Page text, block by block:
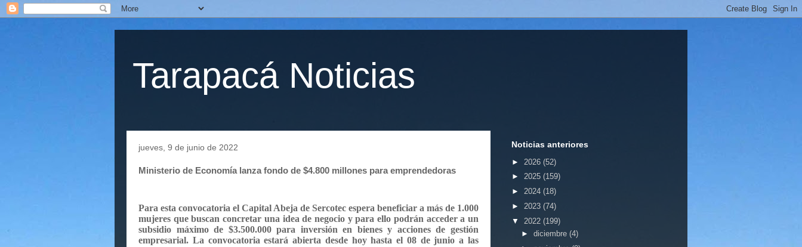
Tarapacá Noticias
jueves, 9 de junio de 2022
Ministerio de Economía lanza fondo de $4.800 millones para emprendedoras
Para esta convocatoria el Capital Abeja de Sercotec espera beneficiar a más de 1.000
mujeres que buscan concretar una idea de negocio y para ello podrán acceder a un
subsidio máximo de $3.500.000 para inversión en bienes y acciones de gestión
empresarial. La convocatoria estará abierta desde hoy hasta el 08 de junio a las
Noticias anteriores
► 2026 (52)
► 2025 (159)
► 2024 (18)
► 2023 (74)
▼ 2022 (199)
► diciembre (4)